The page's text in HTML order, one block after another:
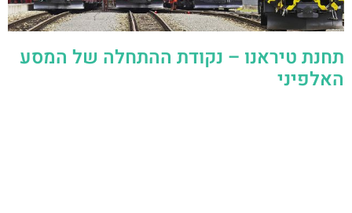
תחנת טיראנו – נקודת ההתחלה של המסע
האלפיני